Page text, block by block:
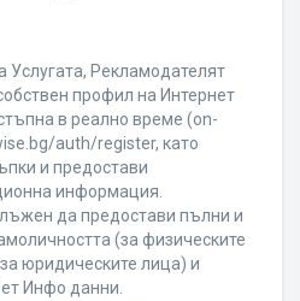
Услугата, Рекламодателят
профил на Интернет
в реално време (on-
auth/register, като
и предостави
информация.
да предостави пълни и
(за физическите
юридическите лица) и
Инфо данни.